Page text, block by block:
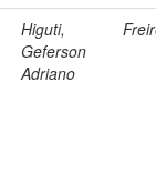
Higuti,
Geferson
Adriano